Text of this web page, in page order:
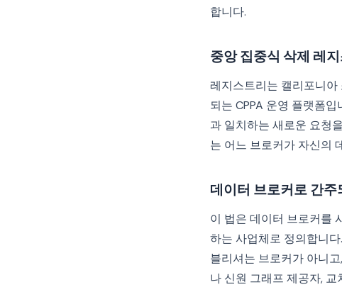
합니다.
중앙 집중식 삭제 레
레지스트리는 캘리포니
되는 CPPA 운영 플랫폼
과 일치하는 새로운 요청
는 어느 브로커가 자신의
데이터 브로커로 간주
이 법은 데이터 브로커를
하는 사업체로 정의합니
블리셔는 브로커가 아니
나 신원 그래프 제공자,